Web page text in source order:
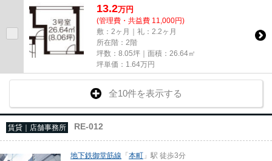
13.2万円
(管理費・共益費 11,000円)
敷：2ヶ月｜礼：2.2ヶ月
所在階：2階
坪数：8.05坪｜面積：26.64㎡
坪単価： 1.64万円
全10件を表示する
賃貸｜店舗事務所 RE-012
地下鉄御堂筋線 「本町 」駅 徒歩3分